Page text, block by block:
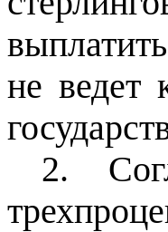
не ведет
2.